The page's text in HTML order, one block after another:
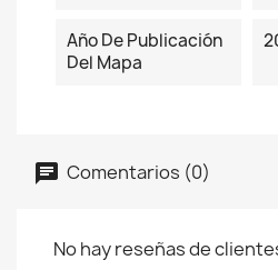
Año De Publicación
Del Mapa
Comentarios (0)
No hay reseñas de